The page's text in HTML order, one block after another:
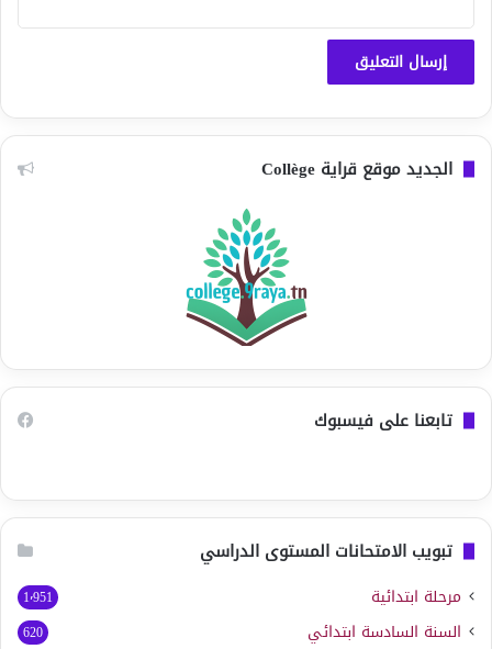
الجديد موقع قراية Collège
تابعنا على فيسبوك
تبويب الامتحانات المستوى الدراسي
مرحلة ابتدائية 1٬951
السنة السادسة ابتدائي 620